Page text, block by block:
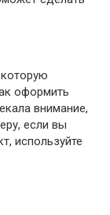
оформить
внимание,
если вы
используйте